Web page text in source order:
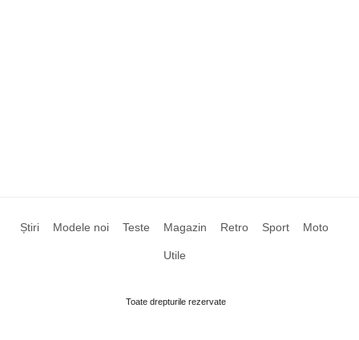
Știri Modele noi Teste Magazin Retro Sport Moto
Utile
Toate drepturile rezervate